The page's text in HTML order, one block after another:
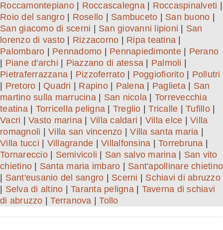
Roccamontepiano| Roccascalegna| Roccaspinalveti
Roio del sangro| Rosello Sambuceto San buono
San giacomo di scerni
San giovanni lipioni
San
lorenzo di vasto
Rizzacorno Ripa teatina
Palombaro
Pennadomo Pennapiedimonte| Perano
Piane d'archi Piazzano di atessa Palmoli
Pietraferrazzana
Pizzoferrato| Poggiofiorito| Pollutri
Pretoro Quadri Rapino| Palena Paglieta| San
martino sulla marrucina| San nicola
Torrevecchia
teatina| Torricella peligna Treglio |Tricalle Tufillo|
Vacri
Vasto marina Villa caldari Villa elce
Villa
romagnoli
Villa san vincenzo |Villa santa maria
Villa tucci
Villagrande Villalfonsina Torrebruna
Tornareccio| Semivicoli San salvo marina| San vito
chietino
Santa maria imbaro
Sant'apollinare chietino
Sant'eusanio del sangro Scerni
Schiavi di abruzzo
Selva di altino Taranta peligna| Taverna di schiavi
di abruzzo |Terranova |Tollo